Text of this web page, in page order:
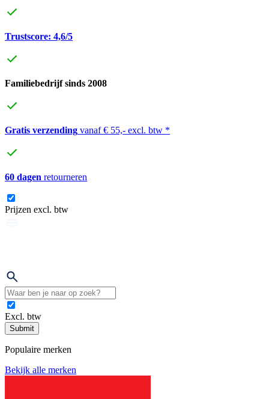
Trustscore: 4,6/5
Familiebedrijf sinds 2008
Gratis verzending vanaf € 55,- excl. btw *
60 dagen retourneren
Prijzen excl. btw
Excl. btw
Submit
Populaire merken
Bekijk alle merken